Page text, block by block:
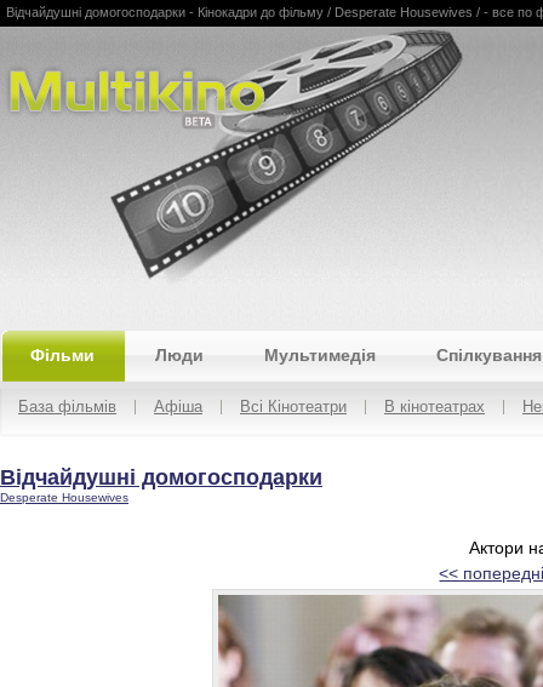
Multikino
Відчайдушні домогосподарки - Кінокадри до фільму / Desperate Housewives / - все по
Фільми Люди Мультимедія Спілкування
База фільмів Афіша Всі Кінотеатри В кінотеатрах
Відчайдушні домогосподарки
Desperate Housewives
Актори
<<